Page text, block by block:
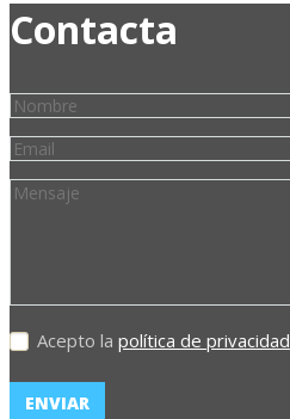
Contacta
Acepto la política de privacidad